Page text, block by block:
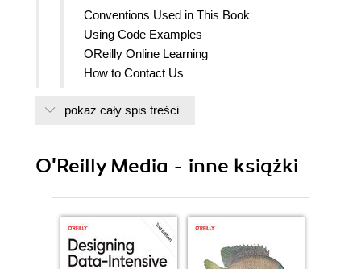
Conventions Used in This Book
Using Code Examples
OReilly Online Learning
How to Contact Us
1. The ABCs of C
Tools Required
macOS
Linux
Creating a C Hello, World
pokaż cały spis treści
O'Reilly Media - inne książki